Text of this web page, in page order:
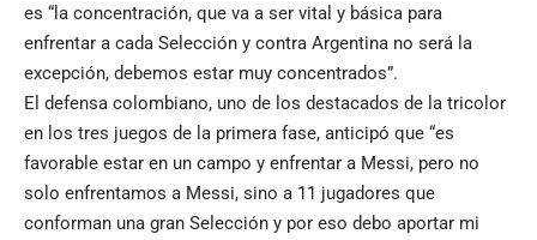
es “la concentración, que va a ser vital y básica para
enfrentar a cada Selección y contra Argentina no será la
excepción, debemos estar muy concentrados”.
El defensa colombiano, uno de los destacados de la tricolor
en los tres juegos de la primera fase, anticipó que “es
favorable estar en un campo y enfrentar a Messi, pero no
solo enfrentamos a Messi, sino a 11 jugadores que
conforman una gran Selección y por eso debo aportar mi